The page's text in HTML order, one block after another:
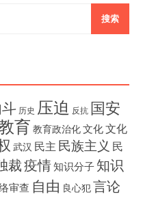
历史 压迫 反抗 国安
育 教育政治化文化文化
武汉 民主 民族主义 民
裁疫情知识分子 知识
审查 自由 良心犯言论